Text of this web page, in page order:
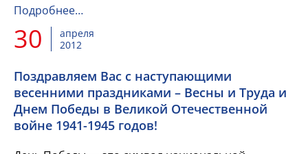
Подробнее…
30
апреля
2012
Поздравляем Вас с наступающими
весенними праздниками – Весны и Труда и
Днем Победы в Великой Отечественной
войне 1941-1945 годов!